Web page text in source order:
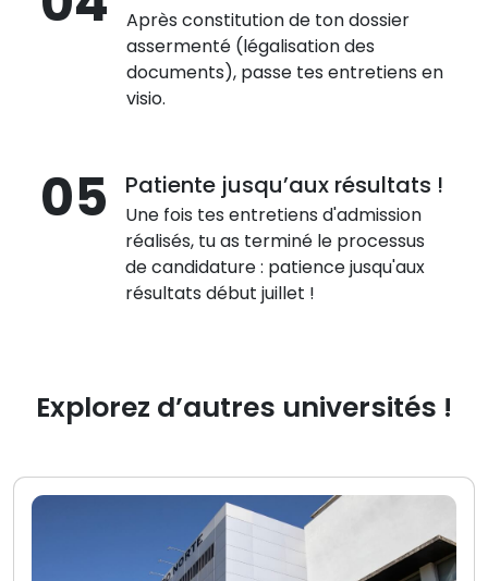
Après constitution de ton dossier
assermenté (légalisation des
documents), passe tes entretiens en
visio.
05 Patiente jusqu’aux résultats !
Une fois tes entretiens d'admission
réalisés, tu as terminé le processus
de candidature : patience jusqu'aux
résultats début juillet !
Explorez d’autres universités !